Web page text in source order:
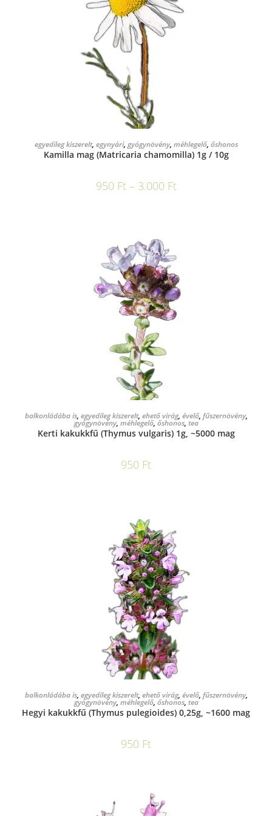
OPCIÓK VÁLASZTÁSA
egyedileg kiszerelt, egynyári, gyógynövény, méhlegelő, őshonos
Kamilla mag (Matricaria chamomilla) 1g / 10g
950 Ft – 3.000 Ft
KOSÁRBA TESZEM
balkonládába is, egyedileg kiszerelt, ehető virág, évelő, fűszernövény,
gyógynövény, méhlegelő, őshonos, tea
Kerti kakukkfű (Thymus vulgaris) 1g, ~5000 mag
950 Ft
KOSÁRBA TESZEM
balkonládába is, egyedileg kiszerelt, ehető virág, évelő, fűszernövény,
gyógynövény, méhlegelő, őshonos, tea
Hegyi kakukkfű (Thymus pulegioides) 0,25g, ~1600 mag
950 Ft